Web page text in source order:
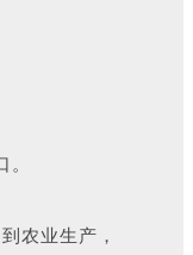
。
农业生产，